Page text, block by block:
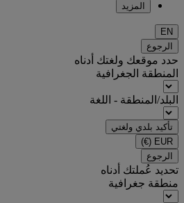
المزيد
EN
الرجوع
حدد موقعك ولغتك أدناه
المنطقة الجغرافية
البلد/المنطقة - اللغة
تأكيد بلدي ولغتي
EUR
(€)
الرجوع
تحديد عُملتك أدناه
منطقة جغرافية